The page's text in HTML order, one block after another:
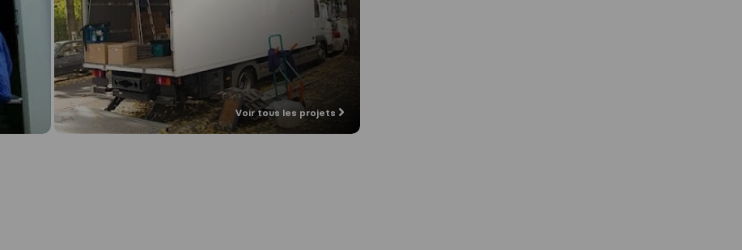
Voir tous les projets